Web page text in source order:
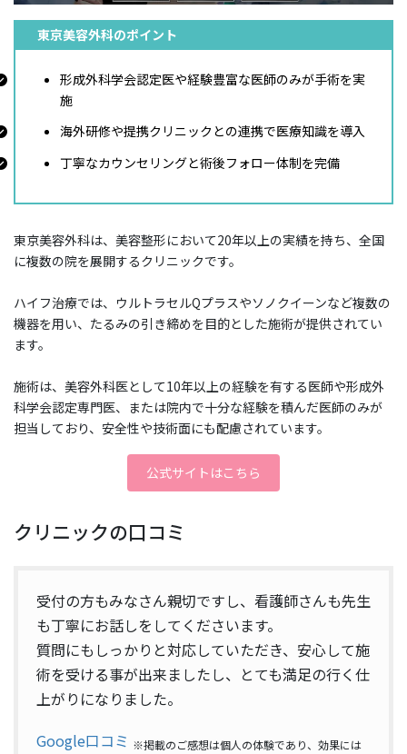
東京美容外科のポイント
形成外科学会認定医や経験豊富な医師のみが手術を実
施
海外研修や提携クリニックとの連携で医療知識を導入
丁寧なカウンセリングと術後フォロー体制を完備
東京美容外科は、美容整形において20年以上の実績を持ち、全国
に複数の院を展開するクリニックです。
ハイフ治療では、ウルトラセルQプラスやソノクイーンなど複数の
機器を用い、たるみの引き締めを目的とした施術が提供されてい
ます。
施術は、美容外科医として10年以上の経験を有する医師や形成外
科学会認定専門医、または院内で十分な経験を積んだ医師のみが
担当しており、安全性や技術面にも配慮されています。
公式サイトはこちら
クリニックの口コミ
受付の方もみなさん親切ですし、看護師さんも先生
も丁寧にお話しをしてくださいます。
質問にもしっかりと対応していただき、安心して施
術を受ける事が出来ましたし、とても満足の行く仕
上がりになりました。
Google口コミ ※掲載のご感想は個人の体験であり、効果には